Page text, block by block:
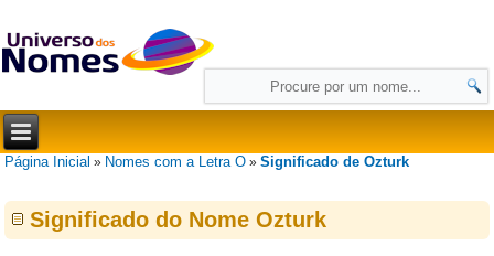
Página Inicial » Nomes com a Letra O »Significado de Ozturk
Significado do Nome Ozturk